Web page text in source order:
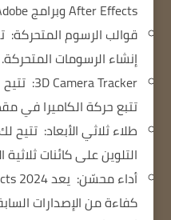
After Effects وبرامج Adobe الأخرى.
قوالب الرسوم المتحركة:
إنشاء الرسومات المتحركة.
3D Camera Tracker:
تتبع حركة الكاميرا في
طلاء ثلاثي الأبعاد: تتيح
التلوين على كائنات ثلاثية
أداء محسّن:
كفاءة من الإصدارات